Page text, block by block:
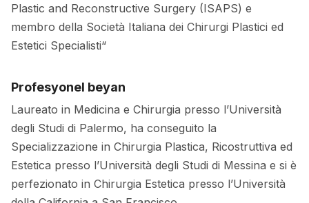
Plastic and Reconstructive Surgery (ISAPS) e
membro della Società Italiana dei Chirurgi Plastici ed
Estetici Specialisti“
Profesyonel beyan
Laureato in Medicina e Chirurgia presso l’Università
degli Studi di Palermo, ha conseguito la
Specializzazione in Chirurgia Plastica, Ricostruttiva ed
Estetica presso l’Università degli Studi di Messina e si è
perfezionato in Chirurgia Estetica presso l’Università